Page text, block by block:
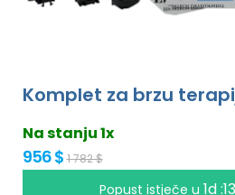
Komplet za brzu
Na stanju 1x
956 $ 1 782 $
Popust istječe u 1d